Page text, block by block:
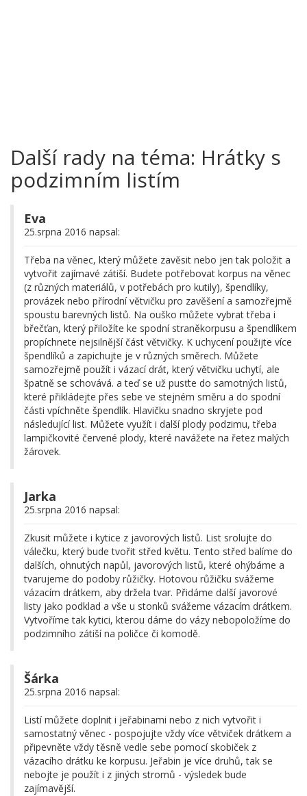
Další rady na téma: Hrátky s
podzimním listím
Eva
25.srpna 2016 napsal:
Třeba na věnec, který můžete zavěsit nebo jen tak položit a
vytvořit zajímavé zátiší. Budete potřebovat korpus na věnec
(z různých materiálů, v potřebách pro kutily), špendlíky,
provázek nebo přírodní větvičku pro zavěšení a samozřejmě
spoustu barevných listů. Na ouško můžete vybrat třeba i
břečťan, který přiložíte ke spodní straněkorpusu a špendlíkem
propíchnete nejsilnější část větvičky. K uchycení použijte více
špendlíků a zapichujte je v různých směrech. Můžete
samozřejmě použít i vázací drát, který větvičku uchytí, ale
špatně se schovává. a teď se už pusťte do samotných listů,
které přikládejte přes sebe ve stejném směru a do spodní
části vpíchněte špendlík. Hlavičku snadno skryjete pod
následující list. Můžete využít i další plody podzimu, třeba
lampičkovité červené plody, které navážete na řetez malých
žárovek.
Jarka
25.srpna 2016 napsal:
Zkusit můžete i kytice z javorových listů. List srolujte do
válečku, který bude tvořit střed květu. Tento střed balíme do
dalších, ohnutých napůl, javorových listů, které ohýbáme a
tvarujeme do podoby růžičky. Hotovou růžičku svážeme
vázacím drátkem, aby držela tvar. Přidáme další javorové
listy jako podklad a vše u stonků svážeme vázacím drátkem.
Vytvoříme tak kytici, kterou dáme do vázy nebopoložíme do
podzimního zátiší na poličce či komodě.
Šárka
25.srpna 2016 napsal:
Listí můžete doplnit i jeřabinami nebo z nich vytvořit i
samostatný věnec - pospojujte vždy více větviček drátkem a
připevněte vždy těsně vedle sebe pomocí skobiček z
vázacího drátku ke korpusu. Jeřabin je více druhů, tak se
nebojte je použít i z jiných stromů - výsledek bude
zajímavější.